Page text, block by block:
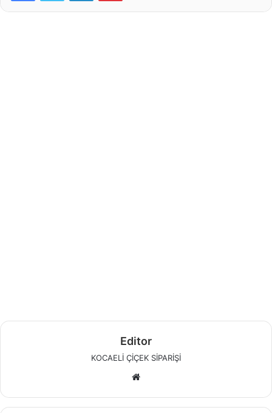
Editor
KOCAELİ ÇİÇEK SİPARİŞİ
b